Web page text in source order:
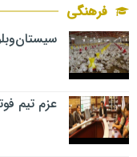
فرهنگی
عزم تیم